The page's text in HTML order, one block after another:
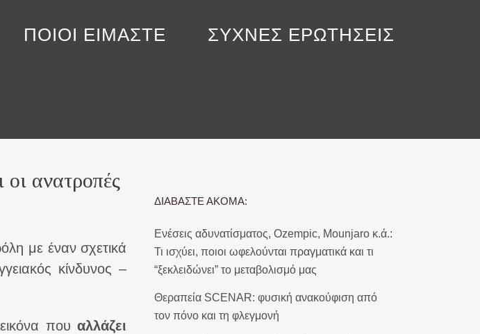
ΠΟΙΟΙ ΕΙΜΑΣΤΕ ΣΥΧΝΕΣ ΕΡΩΤΗΣΕΙΣ
ανατροπές
με έναν σχετικά
κίνδυνος –
πουαλλάζει
ΔΙΑΒΑΣΤΕ ΑΚΟΜΑ:
Ενέσεις αδυνατίσματος, Ozempic, Mounjaro κ.ά.:
Τι ισχύει, ποιοι ωφελούνται πραγματικά και τι
“ξεκλειδώνει” το μεταβολισμό μας
Θεραπεία SCENAR: φυσική ανακούφιση από
τον πόνο και τη φλεγμονή